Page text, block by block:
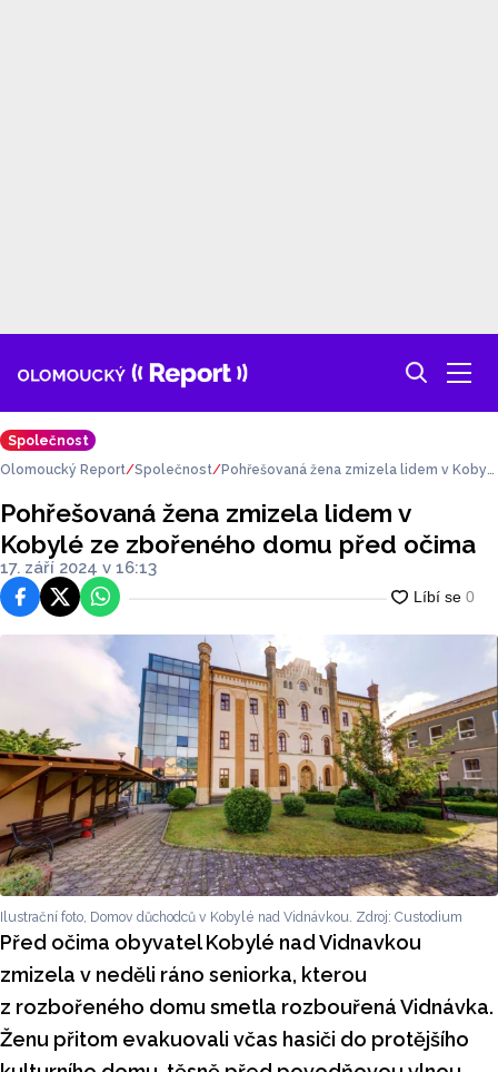
Společnost
Olomoucký Report Společnost
Pohřešovaná žena zmizela lidem v Kobyl
Pohřešovaná žena zmizela lidem v
Kobylé ze zbořeného domu před očima
17. září 2024 v 16:13
FacebookPlatforma X
WhatsApp
Ilustrační foto, Domov důchodců v Kobylé nad Vidnávkou. Zdroj: Custodium
Před očima obyvatel Kobylé nad Vidnavkou
zmizela v neděli ráno seniorka, kterou
z rozbořeného domu smetla rozbouřená Vidnávka.
Ženu přitom evakuovali včas hasiči do protějšího